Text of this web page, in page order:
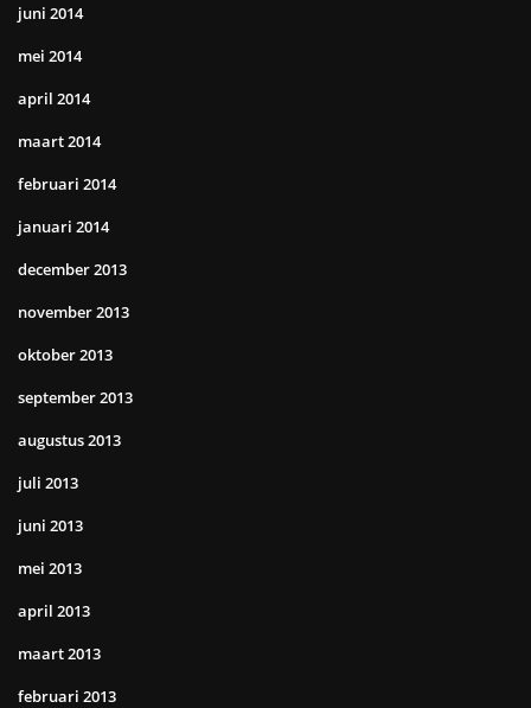
juni 2014
mei 2014
april 2014
maart 2014
februari 2014
januari 2014
december 2013
november 2013
oktober 2013
september 2013
augustus 2013
juli 2013
juni 2013
mei 2013
april 2013
maart 2013
februari 2013